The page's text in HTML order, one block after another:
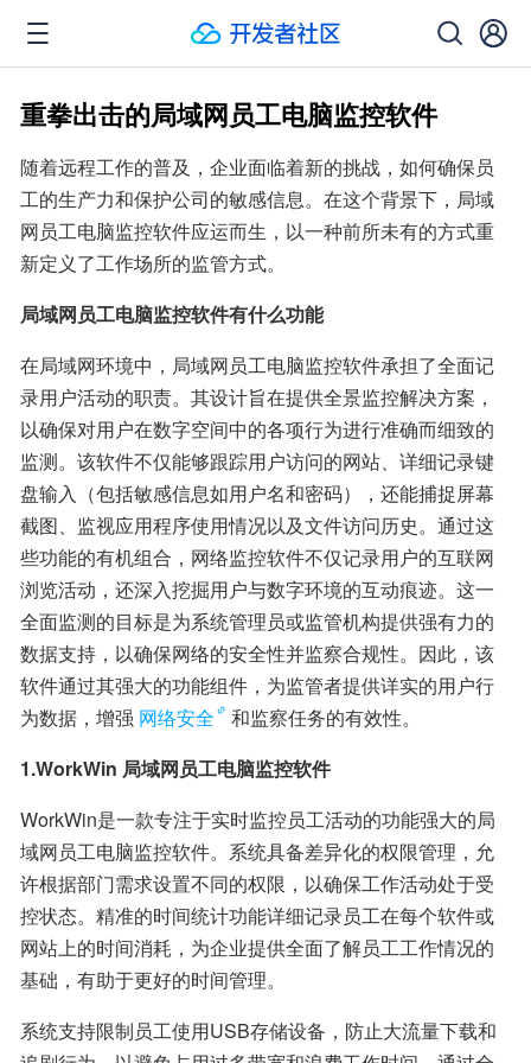
重拳出击的局域网员工电脑监控软件
随着远程工作的普及，企业面临着新的挑战，如何确保员
工的生产力和保护公司的敏感信息。在这个背景下，局域
网员工电脑监控软件应运而生，以一种前所未有的方式重
新定义了工作场所的监管方式。
局域网员工电脑监控软件有什么功能
在局域网环境中，局域网员工电脑监控软件承担了全面记
录用户活动的职责。其设计旨在提供全景监控解决方案，
以确保对用户在数字空间中的各项行为进行准确而细致的
监测。该软件不仅能够跟踪用户访问的网站、详细记录键
盘输入（包括敏感信息如用户名和密码），还能捕捉屏幕
截图、监视应用程序使用情况以及文件访问历史。通过这
些功能的有机组合，网络监控软件不仅记录用户的互联网
浏览活动，还深入挖掘用户与数字环境的互动痕迹。这一
全面监测的目标是为系统管理员或监管机构提供强有力的
数据支持，以确保网络的安全性并监察合规性。因此，该
软件通过其强大的功能组件，为监管者提供详实的用户行
为数据，增强 网络安全
和监察任务的有效性。
1.WorkWin 局域网员工电脑监控软件
WorkWin是一款专注于实时监控员工活动的功能强大的局
域网员工电脑监控软件。系统具备差异化的权限管理，允
许根据部门需求设置不同的权限，以确保工作活动处于受
控状态。精准的时间统计功能详细记录员工在每个软件或
网站上的时间消耗，为企业提供全面了解员工工作情况的
基础，有助于更好的时间管理。
系统支持限制员工使用USB存储设备，防止大流量下载和